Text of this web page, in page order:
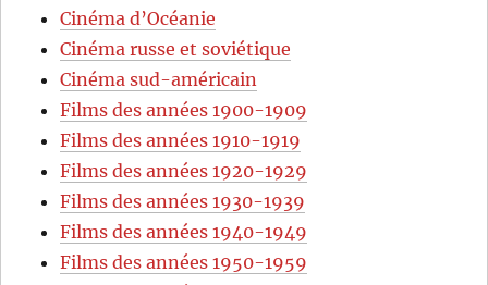
Cinéma d’Océanie
Cinéma russe et soviétique
Cinéma sud-américain
Films des années 1900-1909
Films des années 1910-1919
Films des années 1920-1929
Films des années 1930-1939
Films des années 1940-1949
Films des années 1950-1959